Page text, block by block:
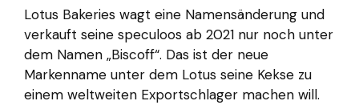
Lotus Bakeries wagt eine Namensänderung und
verkauft seine speculoos ab 2021 nur noch unter
dem Namen „Biscoff“. Das ist der neue
Markenname unter dem Lotus seine Kekse zu
einem weltweiten Exportschlager machen will.